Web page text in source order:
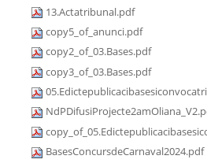
13.Actatribunal.pdf
copy5_of_anunci.pdf
copy2_of_03.Bases.pdf
copy3_of_03.Bases.pdf
BasesConcursdeCarnaval2024.pdf